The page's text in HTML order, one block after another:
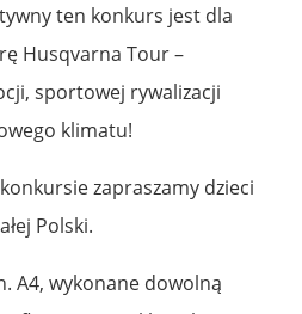
ten konkurs jest dla
Husqvarna Tour –
sportowej rywalizacji
klimatu!
zapraszamy dzieci
Polski.
A4, wykonane dowolną